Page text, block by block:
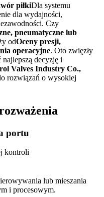
piłkiDla systemu
dla wydajności,
Czy
pneumatyczne lub
odOceny presji,
operacyjne. Oto zwięzły
decyzję i
Valves Industry Co.,
rozwiązań o wysokiej
portu
kontroli
lub mieszania
i procesowym.